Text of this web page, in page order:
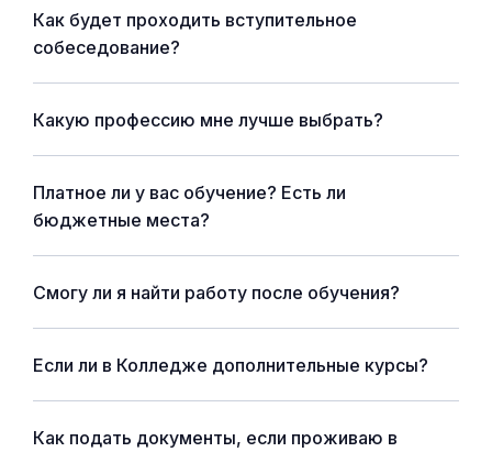
Как будет проходить вступительное
собеседование?
Какую профессию мне лучше выбрать?
Платное ли у вас обучение? Есть ли
бюджетные места?
Смогу ли я найти работу после обучения?
Если ли в Колледже дополнительные курсы?
Как подать документы, если проживаю в